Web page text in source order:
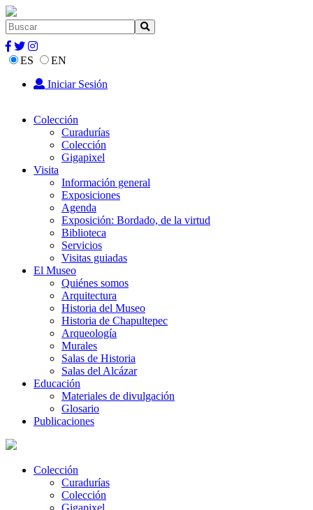
ES
EN
Iniciar Sesión
Colección
Curadurías
Colección
Gigapixel
Visita
Información general
Exposiciones
Agenda
Exposición: Bordado, de la virtud
Biblioteca
Servicios
Visitas guiadas
El Museo
Quiénes somos
Arquitectura
Historia del Museo
Historia de Chapultepec
Arqueología
Murales
Salas de Historia
Salas del Alcázar
Educación
Materiales de divulgación
Glosario
Publicaciones
Colección
Curadurías
Colección
Gigapixel